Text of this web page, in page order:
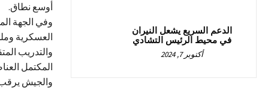
أوسع نطاق.
وفي الجهة
العسكرية
والتدريب
المكتمل
والجيش يرقب
الدعم السريع يشعل النيران
في محيط الرئيس التشادي
أكتوبر 7, 2024